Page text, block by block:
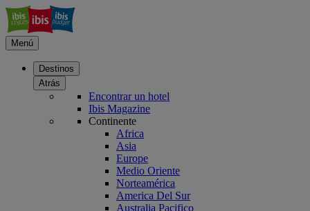
Menú
Destinos
Atrás
Encontrar un hotel
Ibis Magazine
Continente
Africa
Asia
Europe
Medio Oriente
Norteamérica
America Del Sur
Australia Pacifico